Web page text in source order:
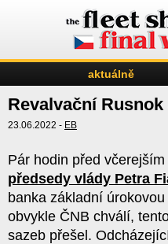
aktuálně
Revalvační
23.06.2022 - EB
Pár hodin před včerejším
předsedy vlády Petra
banka základní
obvykle ČNB chválí,
sazeb přešel.